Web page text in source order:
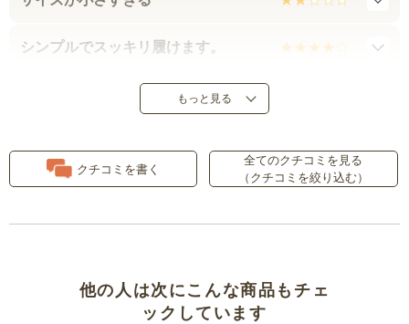
シンプルでスッキリ履けます。
着心地いいです
サイズが…
もっと見る
クチコミを書く
全てのクチコミを見る
（クチコミを絞り込む）
他の人は次にこんな商品もチェ
ックしています